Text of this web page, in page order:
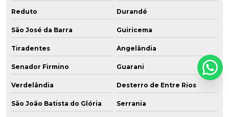
Reduto Durandé
São José da Barra Guiricema
Tiradentes Angelândia
Senador Firmino Guarani
Verdelândia Desterro de Entre Rios
São João Batista do Glória Serrania